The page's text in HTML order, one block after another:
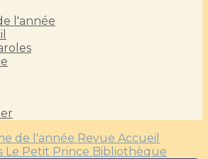
l'année
de l'année Revue Accueil
Le Petit Prince Bibliothèque